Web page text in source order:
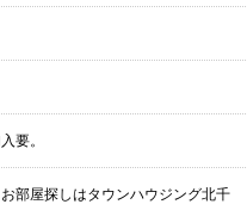
要。
部屋探しはタウンハウジング北千